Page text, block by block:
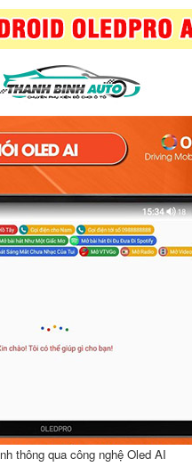
thông qua công nghệ Oled AI